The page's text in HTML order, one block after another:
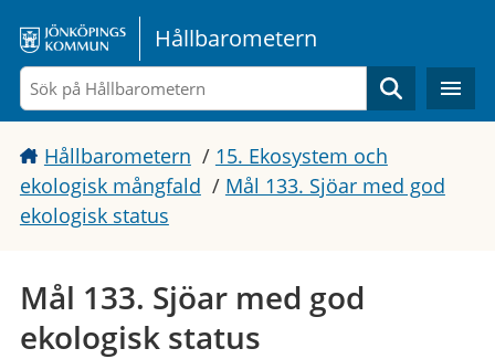
Gå direkt till sidans innehåll
Hållbarometern
Sök
Hållbarometern / 15. Ekosystem och
ekologisk mångfald / Mål 133. Sjöar med god
ekologisk status
Mål 133. Sjöar med god
ekologisk status